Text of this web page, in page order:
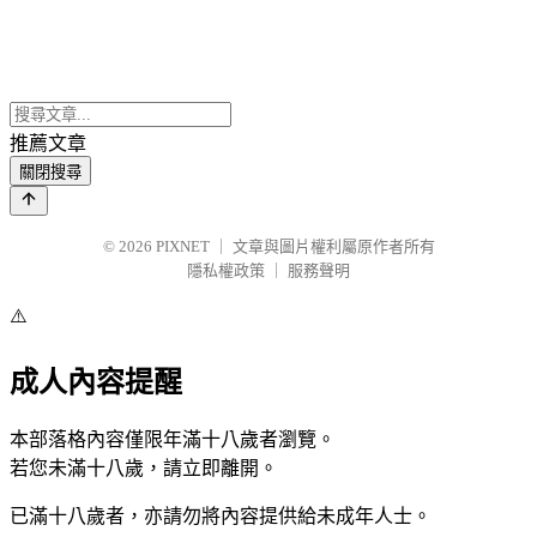
推薦文章
關閉搜尋
© 2026 PIXNET
文章與圖片權利屬原作者所有
隱私權政策
服務聲明
⚠️
成人內容提醒
本部落格內容僅限年滿十八歲者瀏覽。
若您未滿十八歲，請立即離開。
已滿十八歲者，亦請勿將內容提供給未成年人士。